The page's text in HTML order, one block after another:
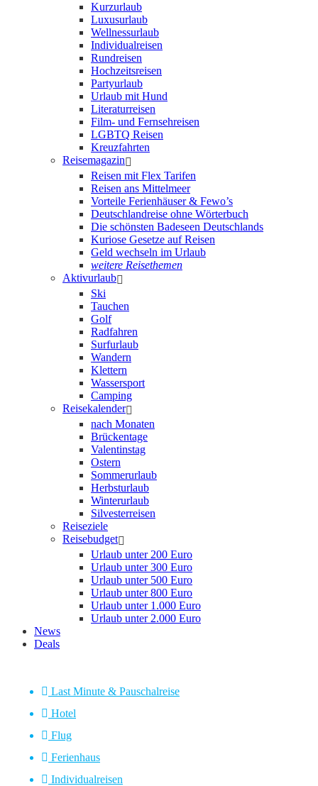
Kurzurlaub
Luxusurlaub
Wellnessurlaub
Individualreisen
Rundreisen
Hochzeitsreisen
Partyurlaub
Urlaub mit Hund
Literaturreisen
Film- und Fernsehreisen
LGBTQ Reisen
Kreuzfahrten
Reisemagazin
Reisen mit Flex Tarifen
Reisen ans Mittelmeer
Vorteile Ferienhäuser & Fewo’s
Deutschlandreise ohne Wörterbuch
Die schönsten Badeseen Deutschlands
Kuriose Gesetze auf Reisen
Geld wechseln im Urlaub
weitere Reisethemen
Aktivurlaub
Ski
Tauchen
Golf
Radfahren
Surfurlaub
Wandern
Klettern
Wassersport
Camping
Reisekalender
nach Monaten
Brückentage
Valentinstag
Ostern
Sommerurlaub
Herbsturlaub
Winterurlaub
Silvesterreisen
Reiseziele
Reisebudget
Urlaub unter 200 Euro
Urlaub unter 300 Euro
Urlaub unter 500 Euro
Urlaub unter 800 Euro
Urlaub unter 1.000 Euro
Urlaub unter 2.000 Euro
News
Deals
Last Minute & Pauschalreise
Hotel
Flug
Ferienhaus
Individualreisen